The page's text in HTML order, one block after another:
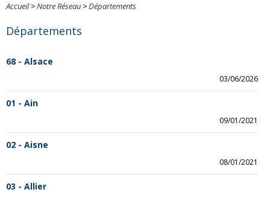
Accueil>Notre Réseau >Départements
Départements
68 - Alsace
03/06/2026
01 - Ain
09/01/2021
02 - Aisne
08/01/2021
03 - Allier